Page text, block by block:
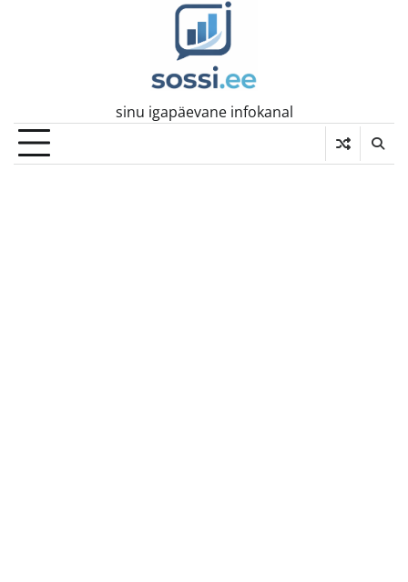
sinu igapäevane infokanal